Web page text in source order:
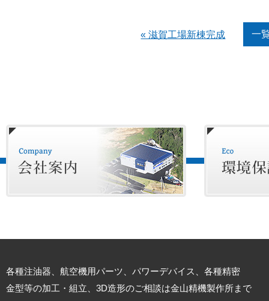
« 滋賀工場新棟完成 一
各種注油器、航空機用パーツ、パワーデバイス、各種精密
金型等の加工・組立、3D造形のご相談は金山精機製作所まで